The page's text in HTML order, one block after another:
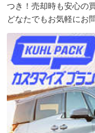
つき！売却時も安心の
どなたでもお気軽にお